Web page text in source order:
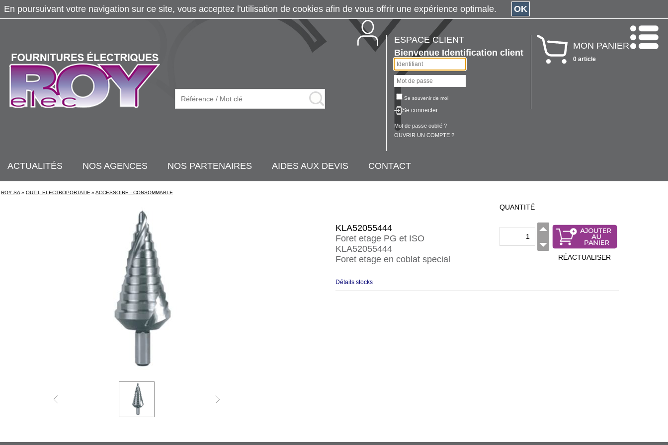
ESPACE CLIENT
Bienvenue Identification client
Se souvenir de moi
Se connecter
Mot de passe oublié ?
OUVRIR UN COMPTE ?
MON PANIER
0 article
ACTUALITÉS NOS AGENCES NOS PARTENAIRES AIDES AUX DEVIS CONTACT
ROY SA » OUTIL ELECTROPORTATIF » ACCESSOIRE - CONSOMMABLE
KLA52055444
Foret etage PG et ISO
KLA52055444
Foret etage en coblat special
QUANTITÉ
RÉACTUALISER
Détails stocks
En poursuivant votre navigation sur ce site, vous acceptez l'utilisation de cookies afin de vous offrir une expérience optimale. OK